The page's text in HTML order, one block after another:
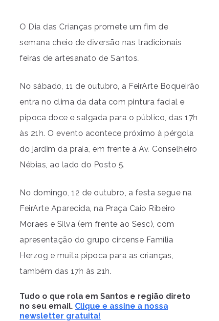
O Dia das Crianças promete um fim de
semana cheio de diversão nas tradicionais
feiras de artesanato de Santos.
No sábado, 11 de outubro, a FeirArte Boqueirão
entra no clima da data com pintura facial e
pipoca doce e salgada para o público, das 17h
às 21h. O evento acontece próximo à pérgola
do jardim da praia, em frente à Av. Conselheiro
Nébias, ao lado do Posto 5.
No domingo, 12 de outubro, a festa segue na
FeirArte Aparecida, na Praça Caio Ribeiro
Moraes e Silva (em frente ao Sesc), com
apresentação do grupo circense Família
Herzog e muita pipoca para as crianças,
também das 17h às 21h.
Tudo o que rola em Santos e região direto
no seu email. Clique e assine a nossa
newsletter gratuita!